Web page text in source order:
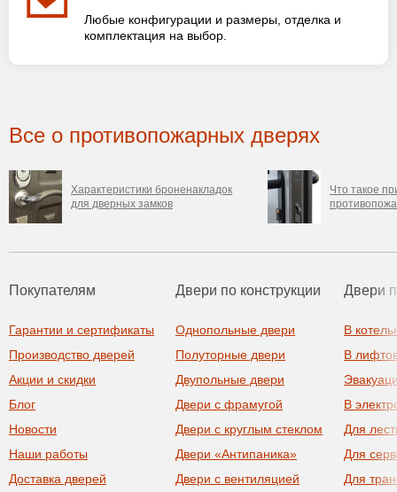
Любые конфигурации и размеры, отделка и
комплектация на выбор.
Все о противопожарных дверях
Характеристики броненакладок
для дверных замков
Что такое
Покупателям
Гарантии и сертификаты
Производство дверей
Акции и скидки
Блог
Новости
Наши работы
Доставка дверей
Двери по конструкции
Однопольные двери
Полуторные двери
Двупольные двери
Двери с фрамугой
Двери с круглым стеклом
Двери «Антипаника»
Двери с вентиляцией
Двери
В
В
В
Для
Для
Для